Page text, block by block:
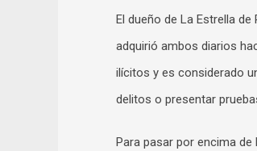
El dueño de La Estrella
adquirió ambos diarios
ilícitos y es considerado
delitos o presentar
Para pasar por encima